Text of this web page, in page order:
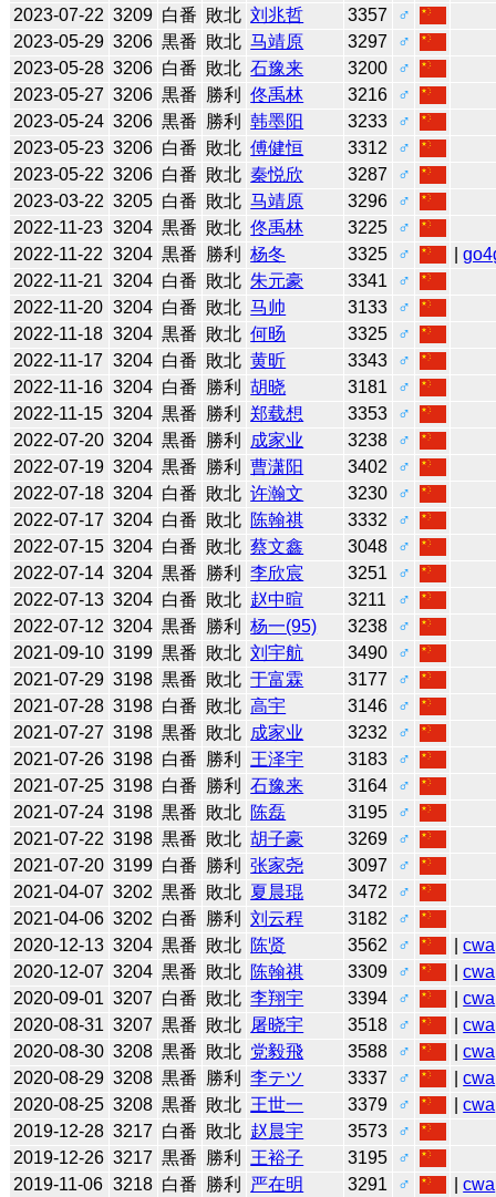
2023-07-22 3209 白番 敗北 刘兆哲 3357
♂
2023-05-29 3206 黒番 敗北 马靖原 3297
♂
2023-05-28 3206 白番 敗北 石豫来 3200
♂
2023-05-27 3206 黒番 勝利 佟禹林 3216
♂
2023-05-24 3206 黒番 勝利 韩墨阳 3233
♂
2023-05-23 3206 白番 敗北 傅健恒 3312
♂
2023-05-22 3206 白番 敗北 秦悦欣 3287
♂
2023-03-22 3205 白番 敗北 马靖原 3296
♂
2022-11-23 3204 黒番 敗北 佟禹林 3225
♂
2022-11-22 3204 黒番 勝利 杨冬 3325 ♂ |
2022-11-21 3204 白番 敗北 朱元豪 3341
♂
2022-11-20 3204 白番 敗北 马帅 3133
♂
2022-11-18 3204 黒番 敗北 何旸 3325
♂
2022-11-17 3204 白番 敗北 黄昕 3343
♂
2022-11-16 3204 白番 勝利 胡晓 3181
♂
2022-11-15 3204 黒番 勝利 郑载想 3353
♂
2022-07-20 3204 黒番 勝利 成家业 3238
♂
2022-07-19 3204 黒番 勝利 曹潇阳 3402
♂
2022-07-18 3204 白番 敗北 许瀚文 3230
♂
2022-07-17 3204 白番 敗北 陈翰祺 3332
♂
2022-07-15 3204 白番 敗北 蔡文鑫 3048
♂
2022-07-14 3204 黒番 勝利 李欣宸 3251
♂
2022-07-13 3204 白番 敗北 赵中暄 3211
♂
2022-07-12 3204 黒番 勝利 杨一(95) 3238
♂
2021-09-10 3199 黒番 敗北 刘宇航 3490
♂
2021-07-29 3198 黒番 敗北 于富霖 3177
♂
2021-07-28 3198 白番 敗北 高宇 3146
♂
2021-07-27 3198 黒番 敗北 成家业 3232
♂
2021-07-26 3198 白番 勝利 王泽宇 3183
♂
2021-07-25 3198 白番 勝利 石豫来 3164
♂
2021-07-24 3198 黒番 敗北 陈磊 3195
♂
2021-07-22 3198 黒番 敗北 胡子豪 3269
♂
2021-07-20 3199 白番 勝利 张家尧 3097
♂
2021-04-07 3202 黒番 敗北 夏晨琨 3472
♂
2021-04-06 3202 白番 勝利 刘云程 3182
♂
2020-12-13 3204 黒番 敗北 陈贤 3562 ♂ |cwa
2020-12-07 3204 黒番 敗北 陈翰祺 3309 ♂ |cwa
2020-09-01 3207 白番 敗北 李翔宇 3394 ♂ |cwa
2020-08-31 3207 黒番 敗北 屠晓宇 3518 ♂ |cwa
2020-08-30 3208 黒番 敗北 党毅飛 3588 ♂ |cwa
2020-08-29 3208 黒番 勝利 李テツ 3337 ♂ |cwa
2020-08-25 3208 黒番 敗北 王世一 3379 ♂ |cwa
2019-12-28 3217 白番 敗北 赵晨宇 3573
♂
2019-12-26 3217 黒番 勝利 王裕子 3195
♂
2019-11-06 3218 白番 勝利 严在明 3291 ♂ |cwa